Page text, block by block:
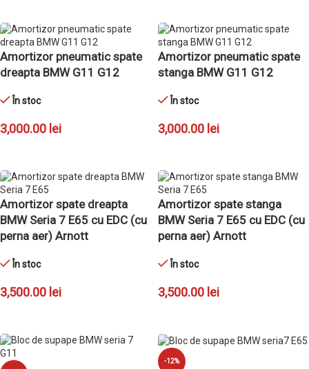
Amortizor pneumatic spate
dreapta BMW G11 G12
În stoc
3,000.00 lei
Amortizor pneumatic spate
stanga BMW G11 G12
În stoc
3,000.00 lei
Amortizor spate dreapta
BMW Seria 7 E65 cu EDC (cu
perna aer) Arnott
În stoc
3,500.00 lei
Amortizor spate stanga
BMW Seria 7 E65 cu EDC (cu
perna aer) Arnott
În stoc
3,500.00 lei
-12%